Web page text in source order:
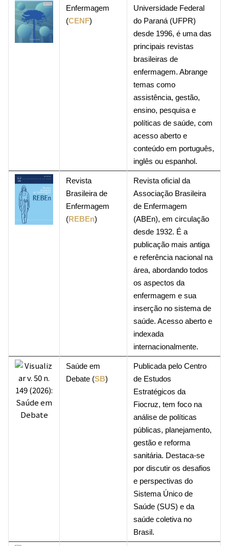
Enfermagem
(CENF)
Universidade Federal
do Paraná (UFPR)
desde 1996, é uma das
principais revistas
brasileiras de
enfermagem. Abrange
temas como
assistência, gestão,
ensino, pesquisa e
políticas de saúde, com
acesso aberto e
conteúdo em português,
inglês ou espanhol.
Revista
Brasileira de
Enfermagem
(REBEn)
Revista oficial da
Associação Brasileira
de Enfermagem
(ABEn), em circulação
desde 1932. É a
publicação mais antiga
e referência nacional na
área, abordando todos
os aspectos da
enfermagem e sua
inserção no sistema de
saúde. Acesso aberto e
indexada
internacionalmente.
Saúde em
Debate (SB)
Publicada pelo Centro
de Estudos
Estratégicos da
Fiocruz, tem foco na
análise de políticas
públicas, planejamento,
gestão e reforma
sanitária. Destaca-se
por discutir os desafios
e perspectivas do
Sistema Único de
Saúde (SUS) e da
saúde coletiva no
Brasil.